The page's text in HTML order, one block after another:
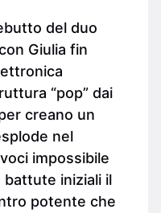
del duo
Giulia fin
“pop” dai
creano un
nel
impossibile
battute iniziali il
potente che